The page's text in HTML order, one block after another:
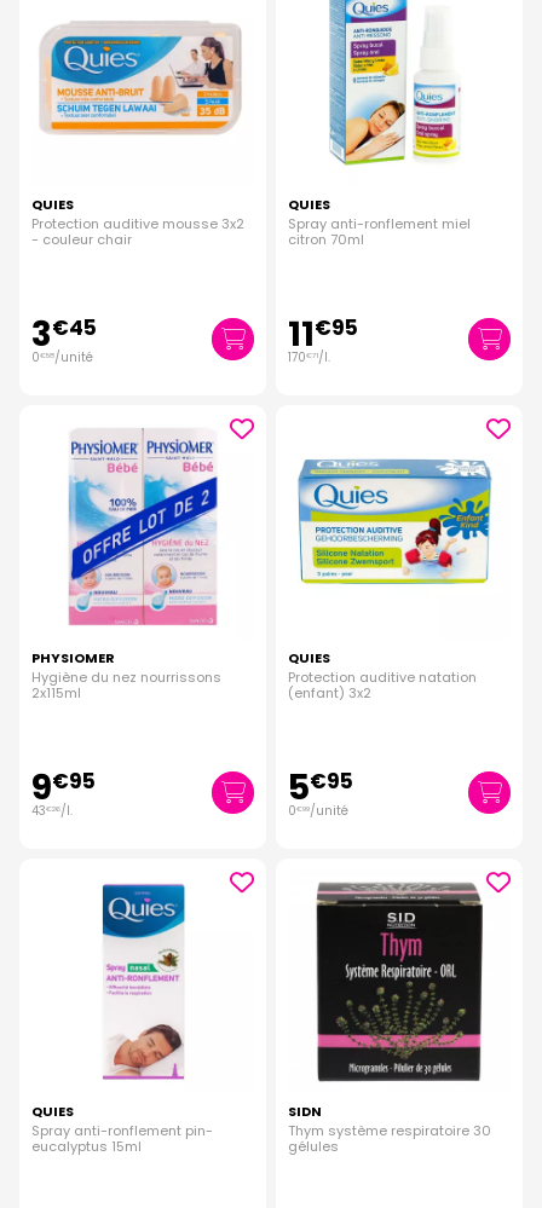
QUIES
Protection auditive mousse 3x2
- couleur chair
3€45
0€58/unité
QUIES
Spray anti-ronflement miel
citron 70ml
11€95
170€71/l.
PHYSIOMER
Hygiène du nez nourrissons
2x115ml
9€95
43€26/l.
QUIES
Protection auditive natation
(enfant) 3x2
5€95
0€99/unité
QUIES
Spray anti-ronflement pin-
eucalyptus 15ml
SIDN
Thym système respiratoire 30
gélules